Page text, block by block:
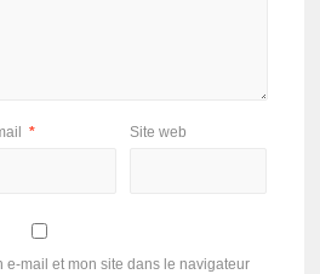
* Site web
e-mail et mon site dans le navigateur